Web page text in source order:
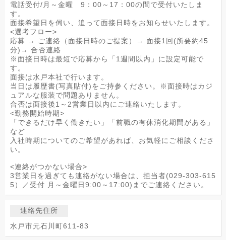
電話受付/月～金曜 9：00～17：00の間で受付いたしま
す。
面接希望日を伺い、追って面接日時をお知らせいたします。
<選考フロー>
応募 → ご連絡（面接日時のご提案）→ 面接1回(所要約45
分)→ 合否連絡
※面接日時は最短で応募から「1週間以内」に設定可能で
す。
面接は水戸本社で行います。
当日は履歴書(写真貼付)をご持参ください。※面接時はカジ
ュアルな服装で問題ありません。
合否は面接後1～2営業日以内にご連絡いたします。
<勤務開始時期>
「できるだけ早く働きたい」「前職の有休消化期間がある」
など
入社時期についてのご希望があれば、お気軽にご相談くださ
い。
<連絡がつかない場合>
3営業日を過ぎても連絡がない場合は、担当者(029-303-615
5）／受付 月～金曜日9:00～17:00)までご連絡ください。
連絡先住所
水戸市元石川町611-83